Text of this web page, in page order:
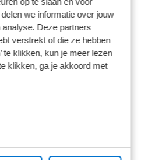
we informatie over jouw
Deze partners
verstrekt of die ze hebben
te klikken, kun je meer lezen
klikken, ga je akkoord met
Allure
vanaf € 41.090